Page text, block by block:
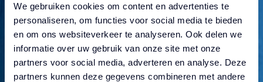
We gebruiken cookies om content en advertenties te
personaliseren, om functies voor social media te bieden
en om ons websiteverkeer te analyseren. Ook delen we
informatie over uw gebruik van onze site met onze
partners voor social media, adverteren en analyse. Deze
partners kunnen deze gegevens combineren met andere
Controleer of je het adres goed hebt ingevuld, ga
terug naar de vorige pagina of probeer onze
zoekfunctie als je op zoek bent naar iets
specifieks.